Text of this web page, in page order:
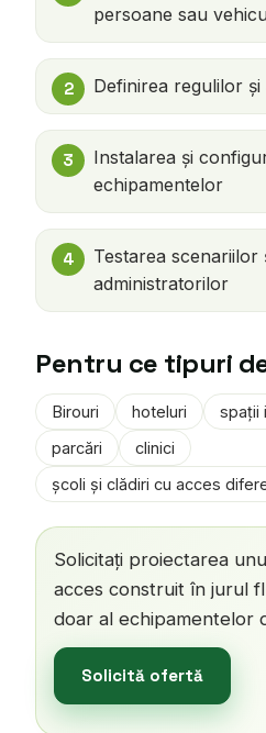
persoane sau
Definirea regulilor
Instalarea și
echipamentelor
Testarea scenariilor
administratorilor
Pentru ce tipuri
Birouri hoteluri spații
parcări
clinici
școli și clădiri cu acces
Solicitați proiectarea
acces construit în jurul
doar al echipamentelor
Solicită ofertă